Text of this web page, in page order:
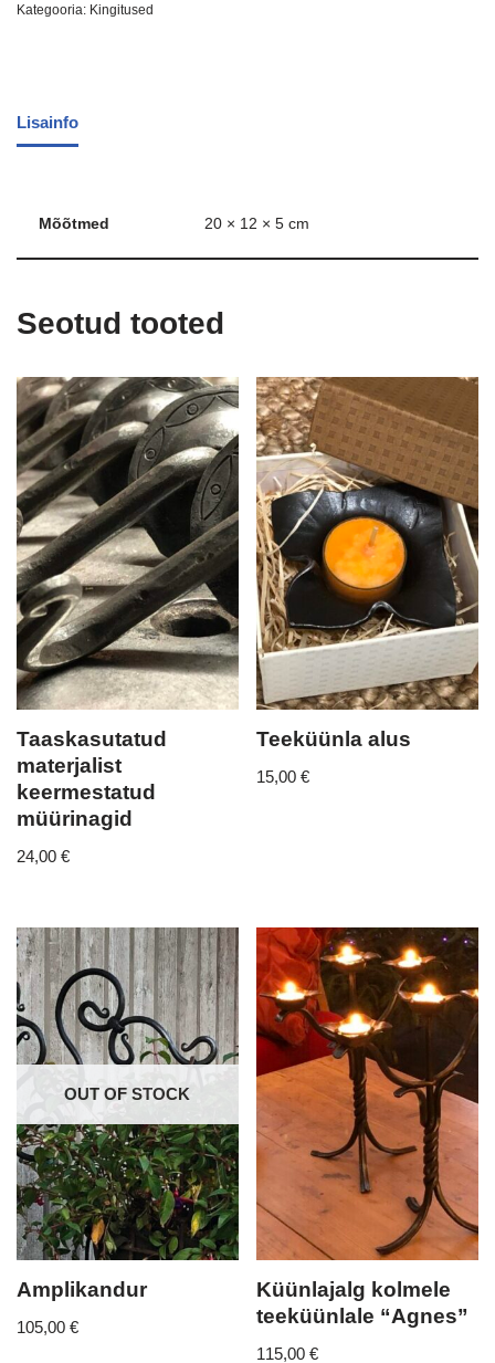
Kategooria: Kingitused
Lisainfo
Mõõtmed 20 × 12 × 5 cm
Seotud tooted
Taaskasutatud
materjalist
keermestatud
müürinagid
24,00 €
Teeküünla alus
15,00€
OUT OF STOCK
Amplikandur
105,00 €
Küünlajalg kolmele
teeküünlale “Agnes”
115,00€